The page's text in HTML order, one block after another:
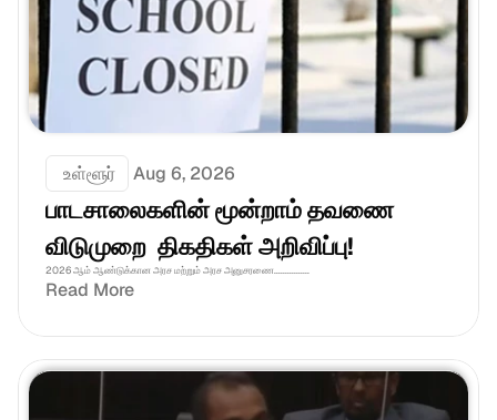
உள்ளூர் Aug 6, 2026
பாடசாலைகளின் மூன்றாம் தவணை
விடுமுறை  திகதிகள் அறிவிப்பு!
2026 ஆம் ஆண்டுக்கான அரச மற்றும் அரச அனுசரணை................
Read More